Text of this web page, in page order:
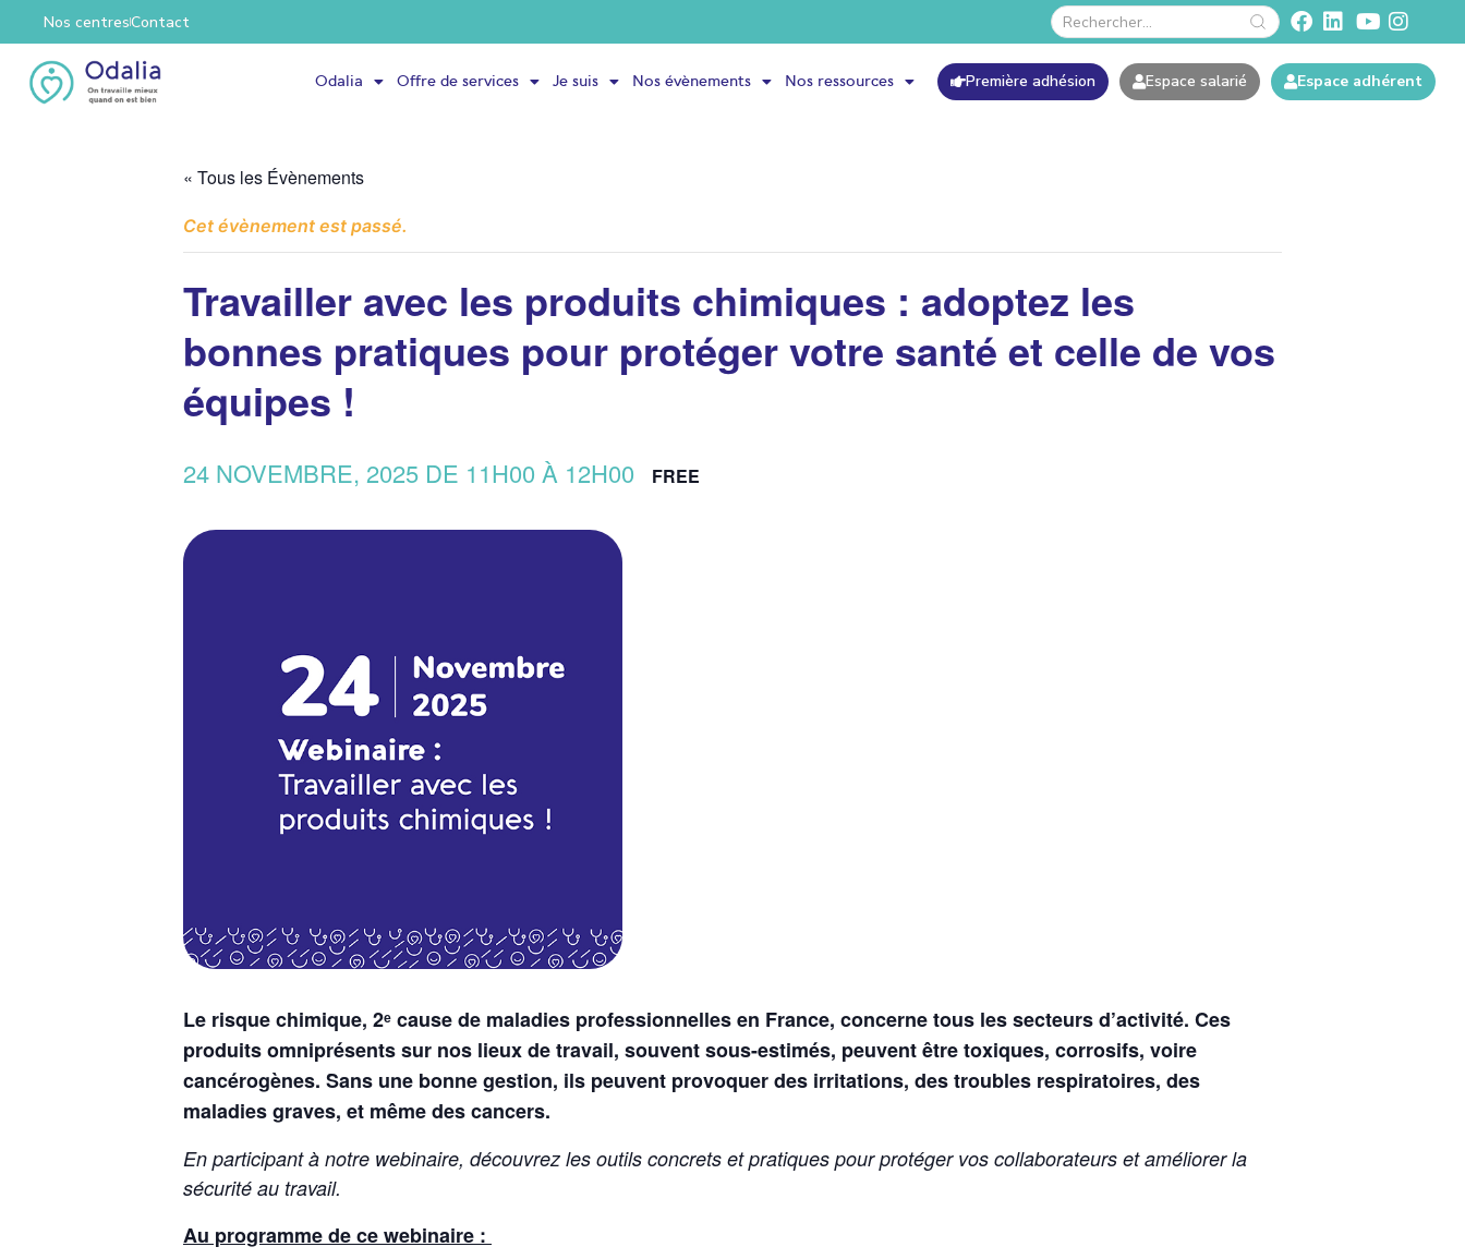
Nos centresContact
Odalia Offre de services Je suis Nos évènements Nos ressources Première adhésion Espace salarié Espace adhérent
« Tous les Évènements
Cet évènement est passé.
Travailler avec les produits chimiques : adoptez les
bonnes pratiques pour protéger votre santé et celle de vos
équipes !
24 NOVEMBRE, 2025 DE 11H00 À 12H00 FREE
Le risque chimique, 2ᵉ cause de maladies professionnelles en France, concerne tous les secteurs d’activité. Ces
produits omniprésents sur nos lieux de travail, souvent sous-estimés, peuvent être toxiques, corrosifs, voire
cancérogènes. Sans une bonne gestion, ils peuvent provoquer des irritations, des troubles respiratoires, des
maladies graves, et même des cancers.
En participant à notre webinaire, découvrez les outils concrets et pratiques pour protéger vos collaborateurs et améliorer la
sécurité au travail.
Au programme de ce webinaire :